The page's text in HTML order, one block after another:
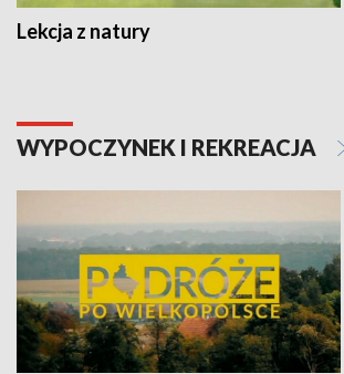
Lekcja z natury
WYPOCZYNEK I REKREACJA